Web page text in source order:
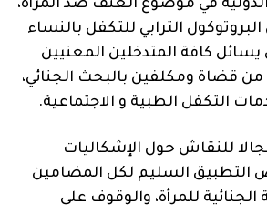
في موضوع العنف ضد المرأة،
الترابي للتكفل بالنساء
كافة المتدخلين المعنيين
من قضاة ومكلفين بالبحث الجنائي،
التكفل الطبية و الاجتماعية.
للنقاش حول الإشكاليات
التطبيق السليم لكل المضامين
للمرأة، والوقوف على